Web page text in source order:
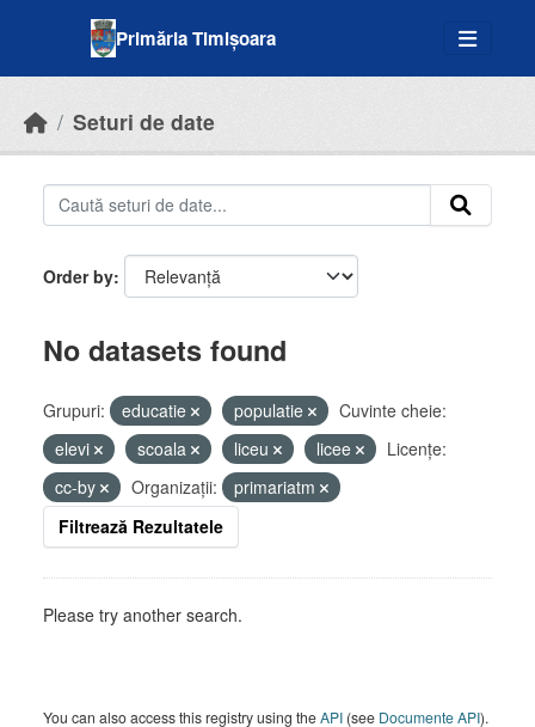
Primăria Timișoara
Seturi de date
Order by
No datasets found
Grupuri: educatie populatie
Cuvinte cheie:
elevi
scoala liceu licee
Licenţe:
cc-by
Organizații:
primariatm
Filtrează Rezultatele
Please try another search.
You can also access this registry using theAPI (see Documente API).